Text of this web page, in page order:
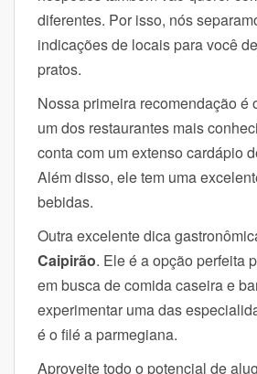
diferentes. Por isso, nós
indicações de locais para você
pratos.
Nossa primeira recomendação é
um dos restaurantes mais
conta com um extenso cardápio
Além disso, ele tem uma
bebidas.
Outra excelente dica
Caipirão. Ele é a opção perfeita
em busca de comida caseira e
experimentar uma das
é o filé a parmegiana.
Aproveite todo o potencial de